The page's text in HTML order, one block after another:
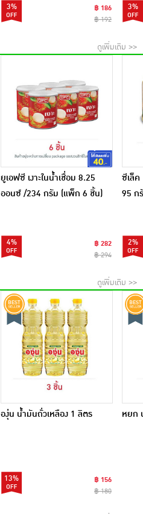
3%
฿ 186
฿ 192
3%
ดูเพิ่มเติม >>
ยูเอฟซี เงาะในน้ำเชื่อม 8.25
ออนซ์ /234 กรัม (แพ็ก 6 ชิ้น)
4%
฿ 282
฿ 294
ซีเล็
95 ก
2%
ดูเพิ่มเติม >>
องุ่น น้ำมันถั่วเหลือง 1 ลิตร
13%
฿ 156
฿ 180
หยก